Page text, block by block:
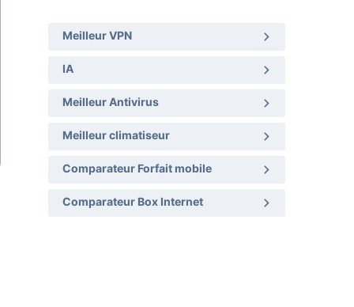
Meilleur VPN
IA
Meilleur Antivirus
Meilleur climatiseur
Comparateur Forfait mobile
Comparateur Box Internet